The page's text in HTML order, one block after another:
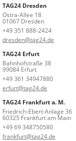
TAG24 Dresden
Ostra-Allee 18
01067 Dresden
+49 351 888-2424
dresden@tag24.de
TAG24 Erfurt
Bahnhofstraße 38
99084 Erfurt
+49 361 34947880
erfurt@tag24.de
TAG24 Frankfurt a. M.
Friedrich-Ebert-Anlage 36
60325 Frankfurt am Main
+49 69 348750580
frankfurt@tag24.de